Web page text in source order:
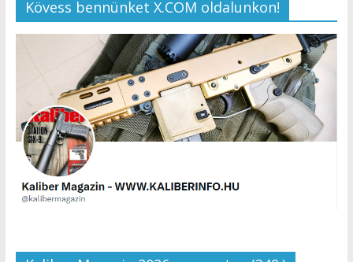
Kövess bennünket X.COM oldalunkon!